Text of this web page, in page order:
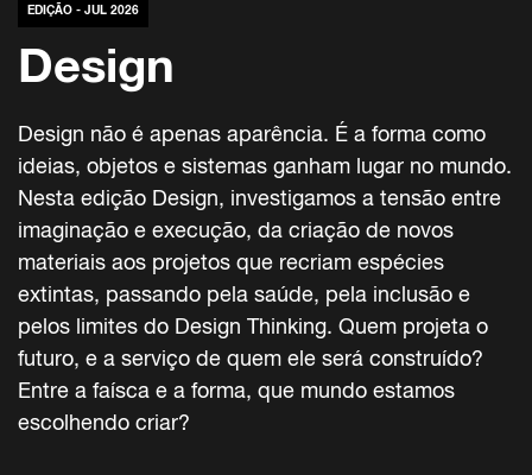
EDIÇÃO - JUL 2026
Design
Design não é apenas aparência. É a forma como
ideias, objetos e sistemas ganham lugar no mundo.
Nesta edição Design, investigamos a tensão entre
imaginação e execução, da criação de novos
materiais aos projetos que recriam espécies
extintas, passando pela saúde, pela inclusão e
pelos limites do Design Thinking. Quem projeta o
futuro, e a serviço de quem ele será construído?
Entre a faísca e a forma, que mundo estamos
escolhendo criar?